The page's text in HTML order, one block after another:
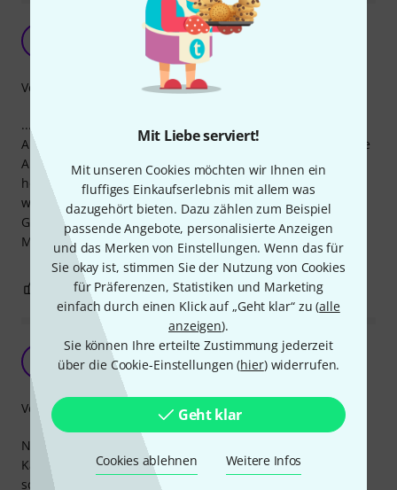
Mit Liebe serviert!
Mit unseren Cookies möchten wir Ihnen ein
fluffiges Einkaufserlebnis mit allem was
dazugehört bieten. Dazu zählen zum Beispiel
passende Angebote, personalisierte Anzeigen
und das Merken von Einstellungen. Wenn das für
Sie okay ist, stimmen Sie der Nutzung von Cookies
für Präferenzen, Statistiken und Marketing
einfach durch einen Klick auf „Geht klar“ zu (alle
anzeigen).
Sie können Ihre erteilte Zustimmung jederzeit
über die Cookie-Einstellungen (hier) widerrufen.
Geht klar
Cookies ablehnen Weitere Infos
Ein notwendiges Übel...
Mannakn 30.12.2018
...um aus dem Modularsystem rauszukommen.
Aber es ist halt grauenhafte vergniesgnaddelte chinesische
Automatenware, die sich nie aushängt zu einem echt
horrenden Preis. Eigentlich eines Dieter Doepfers nicht
würdig
Gibt es denn keinen Hersteller, der mal richtig gute
Modularkabel macht?
Verarbeitung
0 BEWERTUNG MELDEN
Doepfer Adapter Kabel
Flaps 26.05.2022
Nach viel rumprobieren bin ich irgendwie bei diesen
Kabeln hängengeblieben. Die von Cablepuppy sind mir zu
schlecht abgeschirmt und die von Verbos gibts leider nur
Verarbeitung